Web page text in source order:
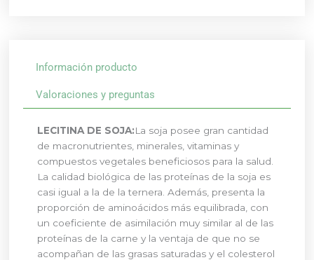
Información producto
Valoraciones y preguntas
LECITINA DE SOJA:La soja posee gran cantidad
de macronutrientes, minerales, vitaminas y
compuestos vegetales beneficiosos para la salud.
La calidad biológica de las proteínas de la soja es
casi igual a la de la ternera. Además, presenta la
proporción de aminoácidos más equilibrada, con
un coeficiente de asimilación muy similar al de las
proteínas de la carne y la ventaja de que no se
acompañan de las grasas saturadas y el colesterol